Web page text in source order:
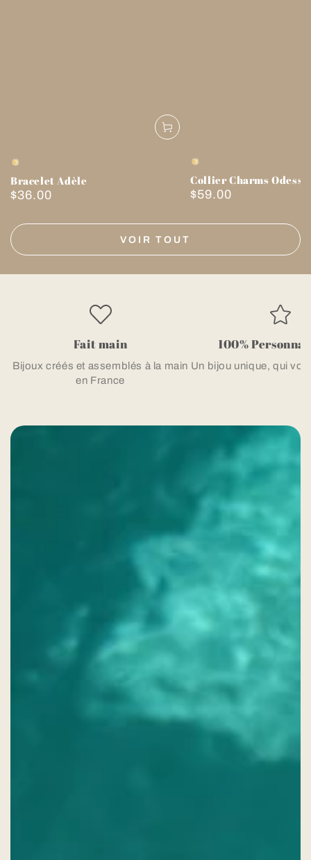
Doré
Bracelet Adèle
Prix
$36.00
Doré
Collier Charms Odessa
Prix
$59.00
VOIR TOUT
Fait main
Bijoux créés et assemblés à la main
en France
100%
Un bijou unique, qui